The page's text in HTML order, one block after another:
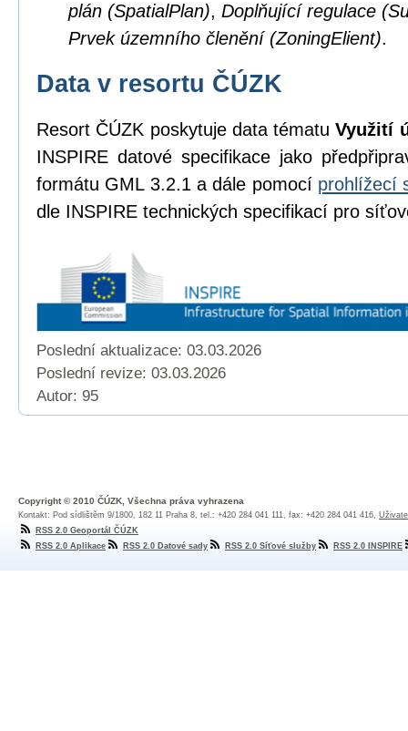
plán (SpatialPlan), Doplňující regulace
Prvek územního členění (ZoningElient).
Data v resortu ČÚZK
Resort ČÚZK poskytuje data tématuVyužití
INSPIRE datové specifikace jako
formátu GML 3.2.1 a dále pomocí prohlížecí
dle INSPIRE technických specifikací pro
Poslední aktualizace: 03.03.2026
Poslední revize: 03.03.2026
Autor: 95
Copyright © 2010 ČÚZK, Všechna práva vyhrazena
Kontakt: Pod sídlištěm 9/1800, 182 11 Praha 8, tel.: +420 284 041 111, fax: +420 284 041 416,
RSS 2.0 Geoportál ČÚZK
RSS 2.0 Aplikace
RSS 2.0 Datové sady RSS 2.0 Síťové služby RSS 2.0 INSPIRE